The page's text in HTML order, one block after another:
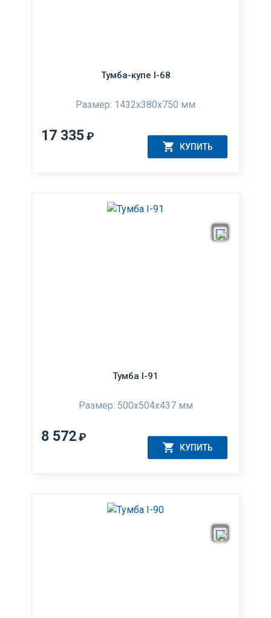
Тумба-купе I-68
Размер: 1432x380x750 мм
17 335₽
КУПИТЬ
Тумба I-91
Размер: 500x504x437 мм
8 572₽
КУПИТЬ